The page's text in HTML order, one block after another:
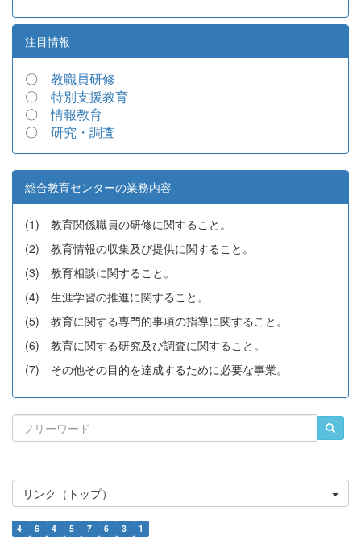
注目情報
〇 教職員研修
〇 特別支援教育
〇情報教育
〇 研究・調査
総合教育センターの業務内容
(1) 教育関係職員の研修に関すること。
(2) 教育情報の収集及び提供に関すること。
(3) 教育相談に関すること。
(4) 生涯学習の推進に関すること。
(5) 教育に関する専門的事項の指導に関すること。
(6) 教育に関する研究及び調査に関すること。
(7) その他その目的を達成するために必要な事業。
リンク（トップ）
4 6 4 5 7 6 3 1